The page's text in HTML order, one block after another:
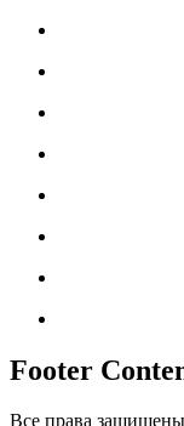
Footer
Все права